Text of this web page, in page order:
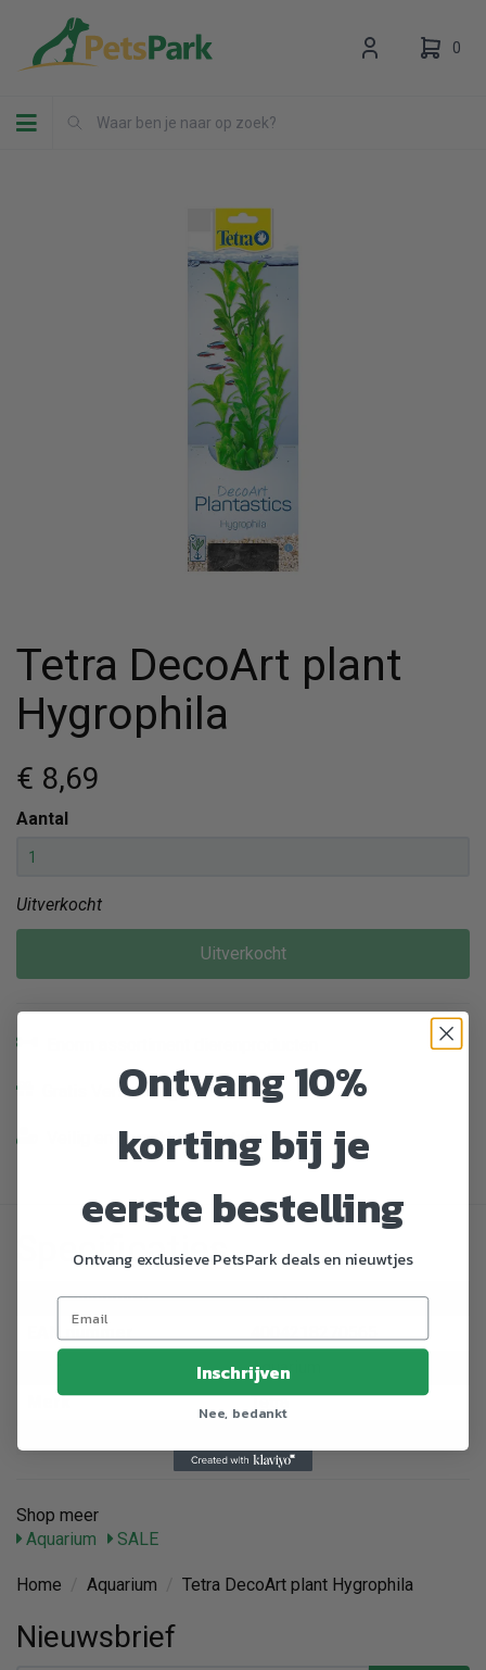
Toggle navigation
0
Uw winkelwagen is leeg.
Vul hem met producten.
Tetra DecoArt plant
Hygrophila
€ 8,69
Aantal
Uitverkocht
Uitverkocht
Gratis Verzending vanaf € 39,-
Veilig en gemakkelijk betalen
Specificaties
Artikelnummer
763375
EAN nummer
Aquarium
Merk
Tetra
Shop meer
Aquarium
SALE
Home Aquarium Tetra DecoArt plant Hygrophila
Nieuwsbrief
Ontvang 10%
korting bij je
eerste bestelling
Ontvang exclusieve PetsPark deals en nieuwtjes
Inschrijven
Nee, bedankt